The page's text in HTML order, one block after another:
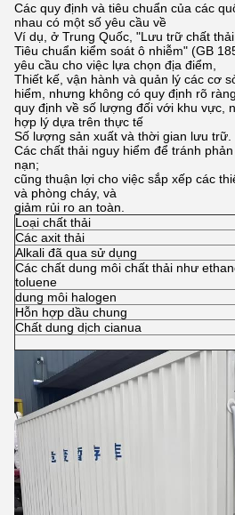
Các quy định và tiêu chuẩn của các
nhau có một số yêu cầu về
Ví dụ, ở Trung Quốc, "Lưu trữ chất
Tiêu chuẩn kiểm soát ô nhiễm" (GB
yêu cầu cho việc lựa chọn địa điểm,
Thiết kế, vận hành và quản lý các cơ
hiểm, nhưng không có quy định rõ ràng
quy định về số lượng đối với khu vực,
hợp lý dựa trên thực tế
Số lượng sản xuất và thời gian lưu trữ.
Các chất thải nguy hiểm để tránh
nạn;
cũng thuận lợi cho việc sắp xếp các
và phòng cháy, và
giảm rủi ro an toàn.
Loại chất thải
Các axit thải
Alkali đã qua sử dụng
Các chất dung môi chất thải như
toluene
dung môi halogen
Hỗn hợp dầu chung
Chất dung dịch cianua